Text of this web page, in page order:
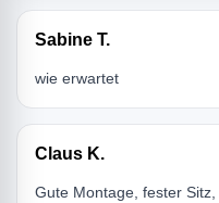
Sabine T.
wie erwartet
Claus K.
Gute Montage, fester